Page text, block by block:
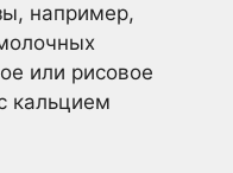
например,
или рисовое
кальцием